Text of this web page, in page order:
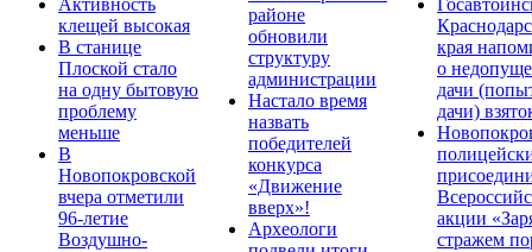
клещей высокая
В станице
Плоской стало
на одну бытовую
проблему
меньше
В
Новопокровской
вчера отметили
96-летие
Воздушно-
районе
обновили
структуру
администрации
Настало время
назвать
победителей
конкурса
«Движение
вверх»!
Археологи
края
о
дачи
дачи)
акции
стражем